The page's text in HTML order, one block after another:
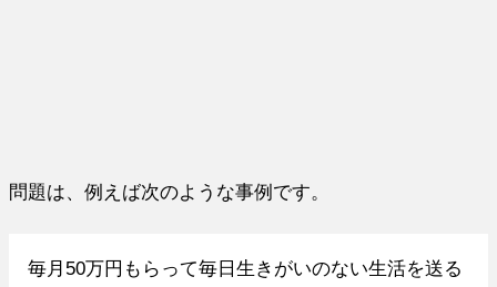
問題は、例えば次のような事例です。
毎月50万円もらって毎日生きがいのない生活を送る